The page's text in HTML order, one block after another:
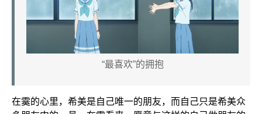
“最喜欢”的拥抱
在霙的心里，希美是自己唯一的朋友，而自己只是希美众